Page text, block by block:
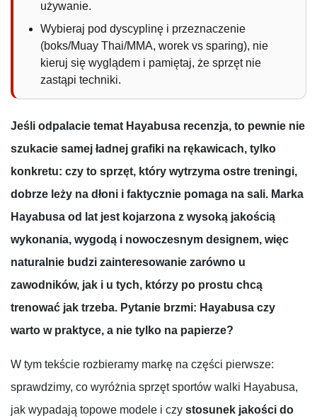
używanie.
Wybieraj pod dyscyplinę i przeznaczenie
(boks/Muay Thai/MMA, worek vs sparing), nie
kieruj się wyglądem i pamiętaj, że sprzęt nie
zastąpi techniki.
Jeśli odpalacie temat Hayabusa recenzja, to pewnie nie
szukacie samej ładnej grafiki na rękawicach, tylko
konkretu: czy to sprzęt, który wytrzyma ostre treningi,
dobrze leży na dłoni i faktycznie pomaga na sali. Marka
Hayabusa od lat jest kojarzona z wysoką jakością
wykonania, wygodą i nowoczesnym designem, więc
naturalnie budzi zainteresowanie zarówno u
zawodników, jak i u tych, którzy po prostu chcą
trenować jak trzeba. Pytanie brzmi: Hayabusa czy
warto w praktyce, a nie tylko na papierze?
W tym tekście rozbieramy markę na części pierwsze:
sprawdzimy, co wyróżnia sprzęt sportów walki Hayabusa,
jak wypadają topowe modele i czy stosunek jakości do